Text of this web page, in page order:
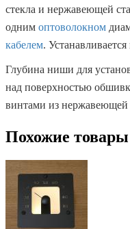
стекла и нержавеющей
одним оптоволокном
кабелем.
Глубина ниши для
над поверхностью
винтами из нержавеющей
Похожие товары